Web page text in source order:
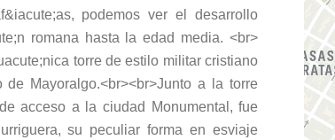
podemos ver el desarrollo
romana hasta la edad media. <br>
torre de estilo militar cristiano
Mayoralgo.<br><br>Junto a la torre
acceso a la ciudad Monumental, fue
su peculiar forma en esviaje